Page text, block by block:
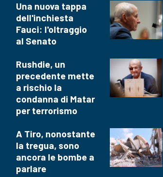
Una nuova tappa
dell'inchiesta
Fauci: l'oltraggio
al Senato
Rushdie, un
precedente mette
a rischio la
condanna di Matar
per terrorismo
A Tiro, nonostante
la tregua, sono
ancora le bombe a
parlare